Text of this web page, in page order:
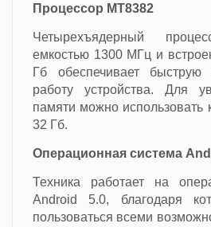
Процессор MT8382
Четырехъядерный
емкостью 1300 МГц и
Гб обеспечивает
работу устройства. Для
памяти можно использовать
32 Гб.
Операционная система
Техника работает на
Android 5.0, благодаря
пользоваться всеми